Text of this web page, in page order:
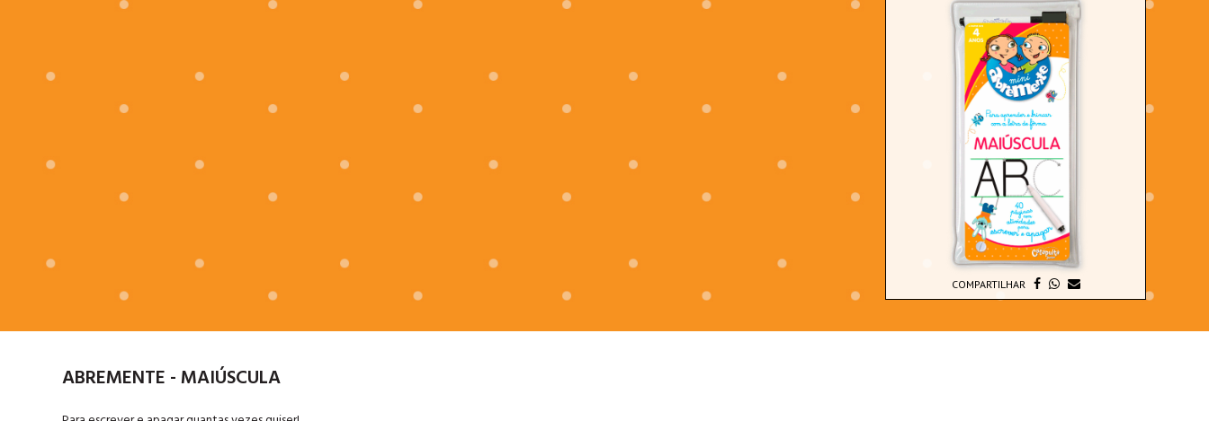
COMPARTILHAR
ABREMENTE - MAIÚSCULA